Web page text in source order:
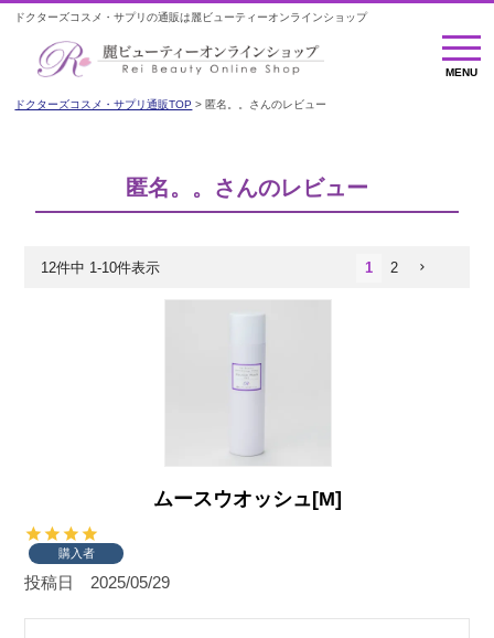
ドクターズコスメ・サプリの通販は麗ビューティーオンラインショップ
MENU
MENU
ドクターズコスメ・サプリ通販TOP 匿名。。さんのレビュー
匿名。。さんのレビュー
12件中 1-10件表示 1 2
ムースウオッシュ[M]
購入者
投稿日 2025/05/29